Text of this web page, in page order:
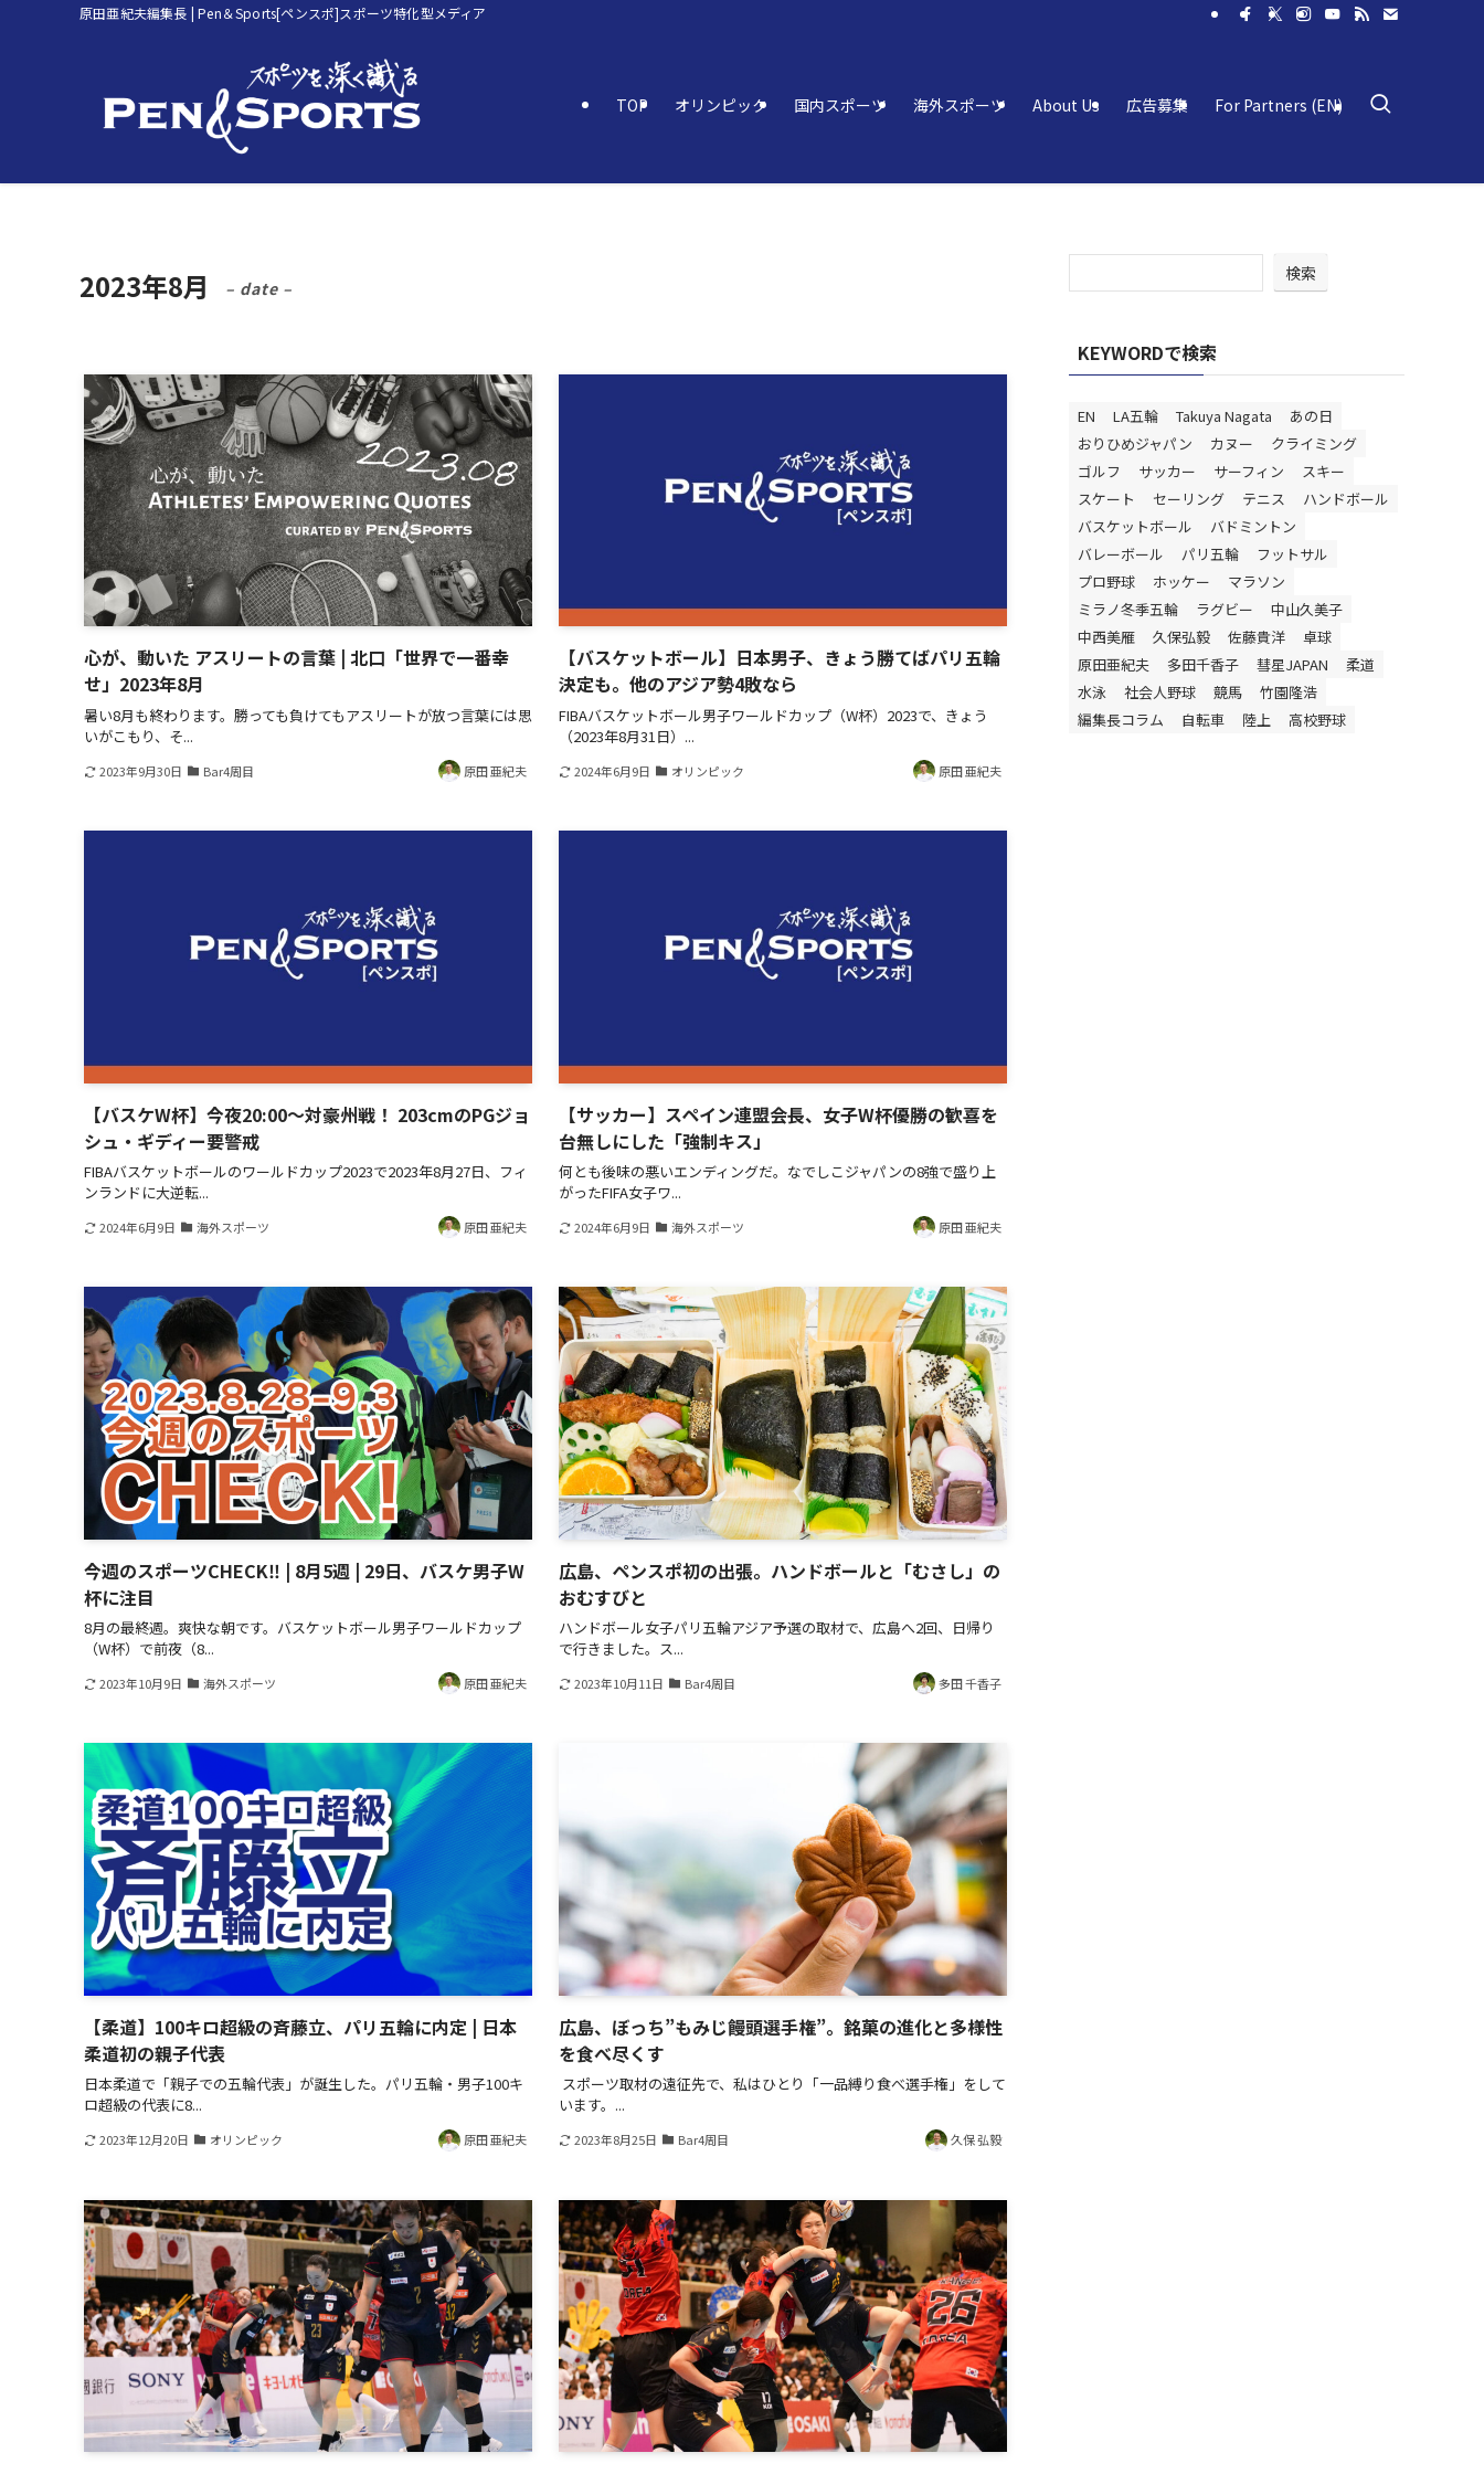
原田亜紀夫編集長 | Pen＆Sports[ペンスポ]スポーツ特化型メディア
TOP オリンピック 国内スポーツ 海外スポーツ About Us 広告募集 For Partners (EN)
2023年8月 – date –
心が、動いた アスリートの言葉 | 北口「世界で一番幸
せ」2023年8月
暑い8月も終わります。勝っても負けてもアスリートが放つ言葉には思
いがこもり、そ...
2023年9月30日 Bar4周目 原田 亜紀夫
【バスケットボール】日本男子、きょう勝てばパリ五輪
決定も。他のアジア勢4敗なら
FIBAバスケットボール男子ワールドカップ（W杯）2023で、きょう
（2023年8月31日）...
2024年6月9日 オリンピック 原田 亜紀夫
【バスケW杯】今夜20:00～対豪州戦！ 203cmのPGジョ
シュ・ギディー要警戒
FIBAバスケットボールのワールドカップ2023で2023年8月27日、フィ
ンランドに大逆転...
2024年6月9日 海外スポーツ 原田 亜紀夫
【サッカー】スペイン連盟会長、女子W杯優勝の歓喜を
台無しにした「強制キス」
何とも後味の悪いエンディングだ。なでしこジャパンの8強で盛り上
がったFIFA女子ワ...
2024年6月9日 海外スポーツ 原田 亜紀夫
今週のスポーツCHECK‼ | 8月5週 | 29日、バスケ男子W
杯に注目
8月の最終週。爽快な朝です。バスケットボール男子ワールドカップ
（W杯）で前夜（8...
2023年10月9日 海外スポーツ 原田 亜紀夫
広島、ペンスポ初の出張。ハンドボールと「むさし」の
おむすびと
ハンドボール女子パリ五輪アジア予選の取材で、広島へ2回、日帰り
で行きました。ス...
2023年10月11日 Bar4周目 多田 千香子
【柔道】100キロ超級の斉藤立、パリ五輪に内定 | 日本
柔道初の親子代表
日本柔道で「親子での五輪代表」が誕生した。パリ五輪・男子100キ
ロ超級の代表に8...
2023年12月20日 オリンピック 原田 亜紀夫
広島、ぼっち”もみじ饅頭選手権”。銘菓の進化と多様性
を食べ尽くす
スポーツ取材の遠征先で、私はひとり「一品縛り食べ選手権」をして
います。...
2023年8月25日 Bar4周目 久保 弘毅
検索
KEYWORDで検索
EN LA五輪 Takuya Nagata
あの日
おりひめジャパン
カヌー
クライミング
ゴルフ
サッカー サーフィン
スキー
スケート
セーリング テニス
ハンドボール
バスケットボール
バドミントン
バレーボール
パリ五輪
フットサル
プロ野球
ホッケー
マラソン
ミラノ冬季五輪
ラグビー
中山久美子
中西美雁
久保弘毅 佐藤貴洋
卓球
原田亜紀夫
多田千香子 彗星JAPAN
柔道
水泳
社会人野球 競馬
竹園隆浩
編集長コラム
自転車 陸上 高校野球